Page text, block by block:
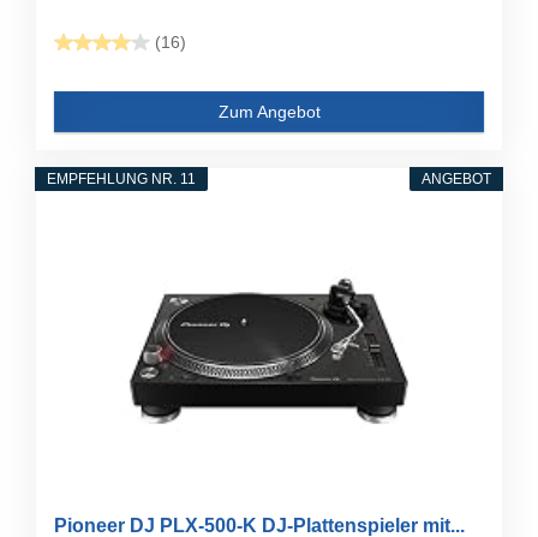
(16)
Zum Angebot
ANGEBOT
EMPFEHLUNG NR. 11
Pioneer DJ PLX-500-K DJ-Plattenspieler mit...